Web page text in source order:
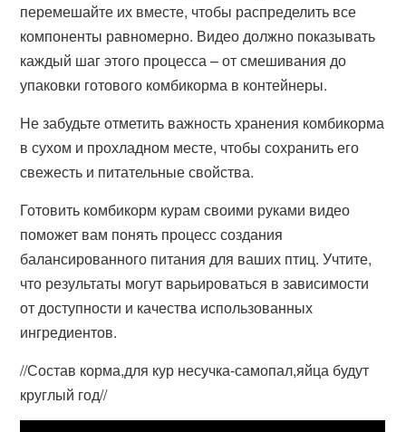
перемешайте их вместе, чтобы распределить все
компоненты равномерно. Видео должно показывать
каждый шаг этого процесса – от смешивания до
упаковки готового комбикорма в контейнеры.
Не забудьте отметить важность хранения комбикорма
в сухом и прохладном месте, чтобы сохранить его
свежесть и питательные свойства.
Готовить комбикорм курам своими руками видео
поможет вам понять процесс создания
балансированного питания для ваших птиц. Учтите,
что результаты могут варьироваться в зависимости
от доступности и качества использованных
ингредиентов.
//Состав корма,для кур несучка-самопал,яйца будут
круглый год//